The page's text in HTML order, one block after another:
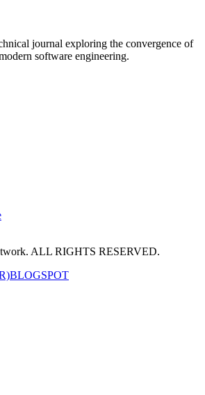
journal exploring the convergence of
software engineering.
ALL RIGHTS RESERVED.
BLOGSPOT